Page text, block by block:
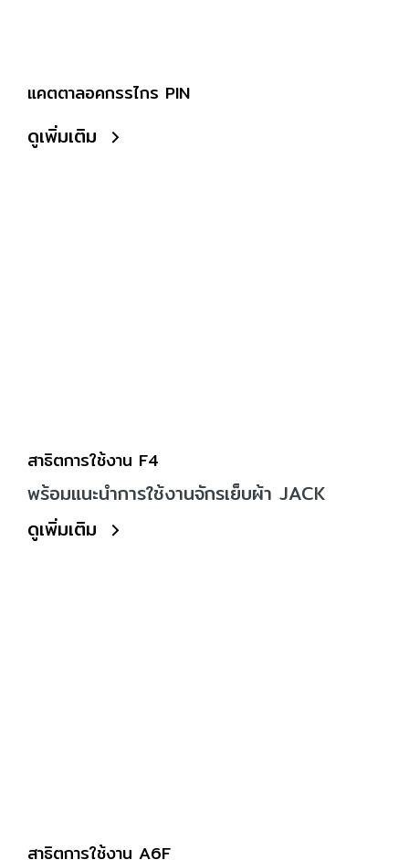
แคตตาลอคกรรไกร PIN
ดูเพิ่มเติม
สาธิตการใช้งาน F4
พร้อมแนะนำการใช้งานจักรเย็บผ้า JACK
ดูเพิ่มเติม
สาธิตการใช้งาน A6F